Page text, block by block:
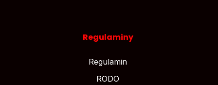
Regulaminy
Regulamin
RODO